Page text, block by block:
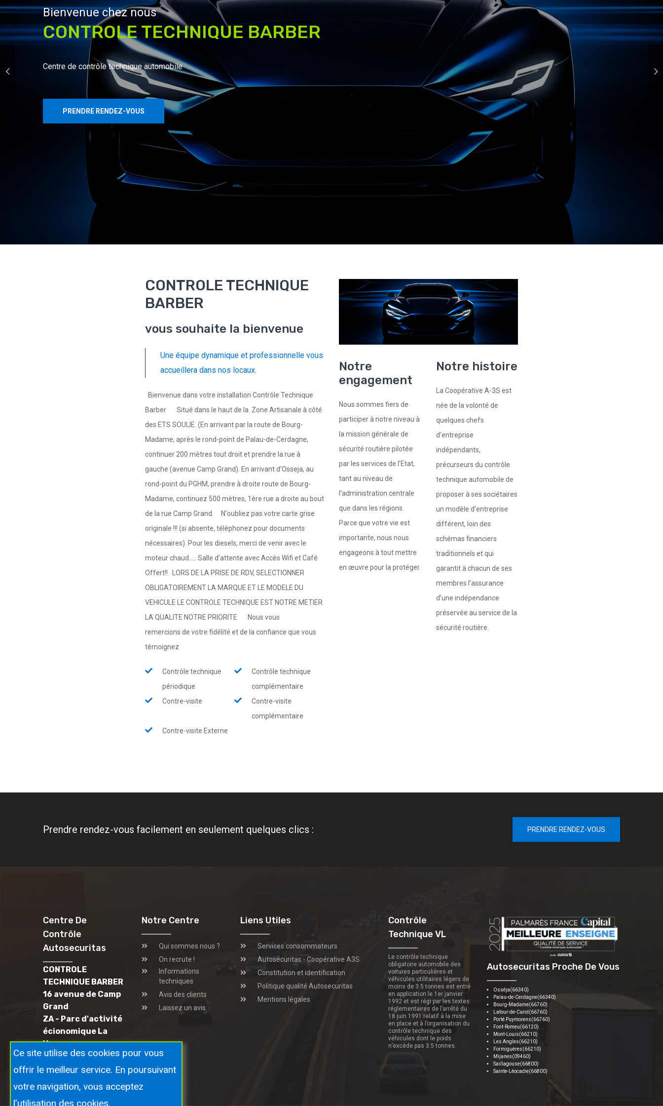
Bienvenue chez nous
CONTROLE TECHNIQUE BARBER
Centre de contrôle technique automobile
PRENDRE RENDEZ-VOUS
CONTROLE TECHNIQUE
BARBER
vous souhaite la bienvenue
Une équipe dynamique et professionnelle vous
accueillera dans nos locaux.
Bienvenue dans votre installation Contrôle Technique
Barber Situé dans le haut de la Zone Artisanale à côté
des ETS SOULIE. (En arrivant par la route de Bourg-
Madame, après le rond-point de Palau-de-Cerdagne,
continuer 200 mètres tout droit et prendre la rue à
gauche (avenue Camp Grand). En arrivant d'Osseja, au
rond-point du PGHM, prendre à droite route de Bourg-
Madame, continuez 500 mètres, 1ère rue a droite au bout
de la rue Camp Grand. N'oubliez pas votre carte grise
originale !!! (si absente, téléphonez pour documents
nécessaires). Pour les diesels, merci de venir avec le
moteur chaud..... Salle d'attente avec Accès Wifi et Café
Offert!! LORS DE LA PRISE DE RDV, SELECTIONNER
OBLIGATOIREMENT LA MARQUE ET LE MODELE DU
VEHICULE LE CONTROLE TECHNIQUE EST NOTRE METIER
LA QUALITE NOTRE PRIORITE Nous vous
remercions de votre fidélité et de la confiance que vous
témoignez
Contrôle technique
périodique
Contrôle technique
complémentaire
Contre-visite
Contre-visite
complémentaire
Contre-visite Externe
Notre
engagement
Nous sommes fiers de
participer à notre niveau à
la mission générale de
sécurité routière pilotée
par les services de l’Etat,
tant au niveau de
l’administration centrale
que dans les régions.
Parce que votre vie est
importante, nous nous
engageons à tout mettre
en œuvre pour la protéger.
Notre histoire
La Coopérative A-3S est
née de la volonté de
quelques chefs
d’entreprise
indépendants,
précurseurs du contrôle
technique automobile de
proposer à ses sociétaires
un modèle d’entreprise
différent, loin des
schémas financiers
traditionnels et qui
garantit à chacun de ses
membres l’assurance
d’une indépendance
préservée au service de la
sécurité routière.
Prendre rendez-vous facilement en seulement quelques clics : PRENDRE RENDEZ-VOUS
Centre De
Contrôle
Autosecuritas
CONTROLE
TECHNIQUE BARBER
16 avenue de Camp
Grand
ZA - Parc d'activité
écionomique La
Vanera
66340 OSSEJA
04 68 04 69 23
Notre Centre
Qui sommes nous ?
On recrute !
Informations
techniques
Avis des clients
Laissez un avis
Liens Utiles
Services consommateurs
Autosécuritas - Coopérative A3S
Constitution et identification
Politique qualité Autosecuritas
Mentions légales
Contrôle
Technique VL
Le contrôle technique
obligatoire automobile des
voitures particulières et
véhicules utilitaires légers de
moins de 3.5 tonnes est entré
en application le 1er janvier
1992 et est régi par les textes
réglementaires de l’arrêté du
18 juin 1991 relatif à la mise
en place et à l’organisation du
contrôle technique des
véhicules dont le poids
n’excède pas 3.5 tonnes.
Autosecuritas Proche De Vous
Osséja(66340)
Palau-de-Cerdagne(66340)
Bourg-Madame(66760)
Latour-de-Carol(66760)
Porté Puymorens(66760)
Font-Romeu(66120)
Mont-Louis(66210)
Les Angles(66210)
Formiguères(66210)
Mijanes(09460)
Saillagouse(66800)
Sainte-Léocadie(66800)
Ce site utilise des cookies pour vous
offrir le meilleur service. En poursuivant
votre navigation, vous acceptez
l’utilisation des cookies.